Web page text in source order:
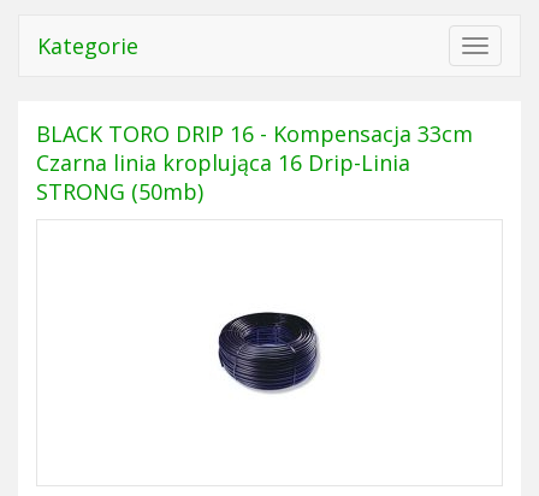
Kategorie
Toggle
BLACK TORO DRIP 16 - Kompensacja 33cm
Czarna linia kroplująca 16 Drip-Linia
STRONG (50mb)